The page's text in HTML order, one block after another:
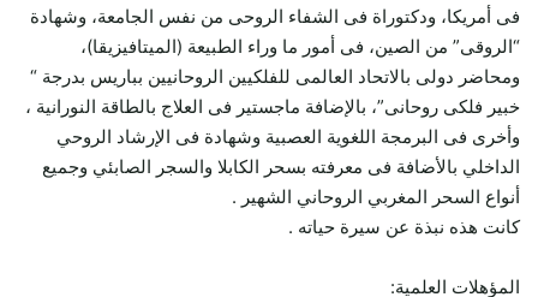
فى أمريكا، ودكتوراة فى الشفاء الروحى من نفس الجامعة، وشهادة
“الروقى” من الصين، فى أمور ما وراء الطبيعة (الميتافيزيقا)،
ومحاضر دولى بالاتحاد العالمى للفلكيين الروحانيين بباريس بدرجة “
خبير فلكى روحانى”، بالإضافة ماجستير فى العلاج بالطاقة النورانية ،
وأخرى فى البرمجة اللغوية العصبية وشهادة فى الإرشاد الروحي
الداخلي بالأضافة فى معرفته بسحر الكابلا والسجر الصابئي وجميع
أنواع السحر المغربي الروحاني الشهير .
كانت هذه نبذة عن سيرة حياته .
المؤهلات العلمية: